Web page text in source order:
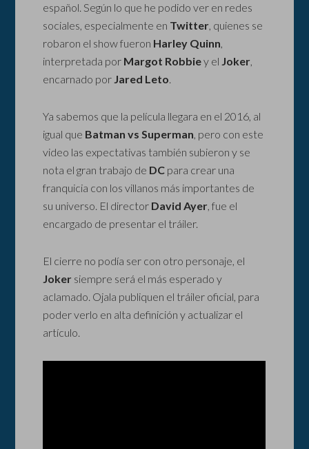
español. Según lo que he podido ver en redes
sociales, especialmente en Twitter, quienes se
robaron el show fueron Harley Quinn,
interpretada por Margot Robbiey el Joker,
encarnado por Jared Leto.
Ya sabemos que la película llegara en el 2016, al
igual que Batman vs Superman, pero con este
video las expectativas también subieron y se
nota el gran trabajo de DC para crear una
franquicia con los villanos más importantes de
su universo. El director David Ayer, fue el
encargado de presentar el tráiler.
El cierre no podía ser con otro personaje, el
Joker siempre será el más esperado y
aclamado. Ojala publiquen el tráiler oficial, para
poder verlo en alta definición y actualizar el
artículo.